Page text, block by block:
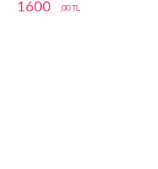
1600 ,00 TL